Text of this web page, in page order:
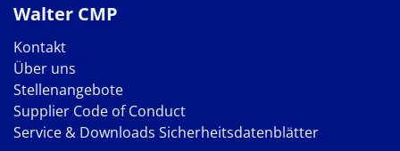
Walter CMP
Kontakt
Über uns
Stellenangebote
Supplier Code of Conduct
Service & Downloads Sicherheitsdatenblätter